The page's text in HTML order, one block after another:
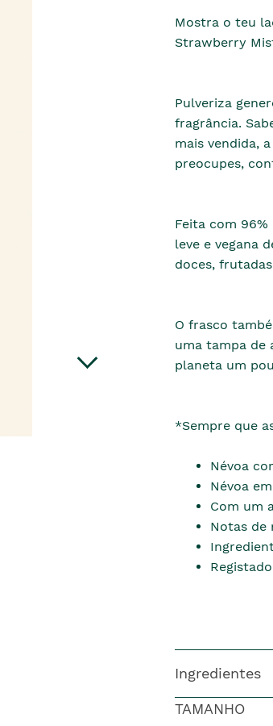
Mostra o teu
Strawberry
Pulveriza
fragrância.
mais vendida,
preocupes,
Feita com
leve e vegana
doces,
O frasco
uma tampa de
planeta um
*Sempre que
Névoa
Névoa
Com um
Notas de
Ingredientes
TAMANHO